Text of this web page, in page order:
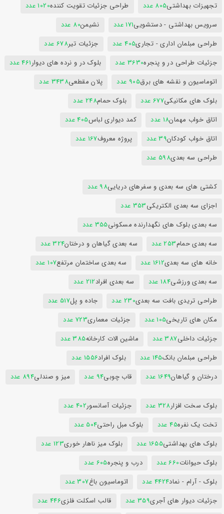
تجهیزات بهداشتی805 عدد طراحی جزئیات تقویت کننده1020 عدد
سرویس بهداشتی - دستشویی171 عدد نشیمن80 عدد
طراحی مبلمان اداری - تجاری405 عدد جزئیات تیر678 عدد
جزئیات طراحی در و پنجره3630 عدد بلوک در و نرده های دیوار461 عدد
اتوماسیون و نقشه های برق905 عدد پلان مقطعی3438 عدد
بلوک های مکانیکی677 عدد بلوک حمام248 عدد
اتاق خواب مهمان18 عدد کمد دیواری لباس405 عدد
اتاق خواب کودکان39 عدد پروژه معروف167 عدد
طراحی سه بعدی598 عدد
کشتی های سه بعدی و سفرهای دریایی98 عدد
اجزای سه بعدی الکتریکی353 عدد
سه بعدی بلوک های نگهدارنده مسکونی355 عدد
سه بعدی حمام253 عدد سه بعدی گیاهان و درختان324 عدد
خانه های سه بعدی1612 عدد سه بعدی ساختمان مرتفع107 عدد
سه بعدی ورزشی184 عدد سه بعدی افراد212 عدد
طراحی تریدی بافت سه بعدی230 عدد جاده و پل517 عدد
مکان های تاریخی105 عدد جزئیات معماری723 عدد
جزئیات داخلی387 عدد ماشین الات کارخانه385 عدد
طراحی مبلمان بانک145 عدد بلوک افراد1556 عدد
درختان و گیاهان1649 عدد قاب چوبی94 عدد میز و صندلی894 عدد
بلوک سخت افزار328 عدد جزئیات آسانسور402 عدد
تخت یک نفره45 عدد بلوک مبل راحتی504 عدد
بلوک های بهداشتی1655 عدد بلوک میز ناهار خوری123 عدد
بلوک حیوانات660 عدد درب و پنجره605 عدد
بلوک - آرام - نماد4424 عدد اتوماسیون باغ307 عدد
جزئیات دیوار های آجری359 عدد قالب اسکلت فلزی446 عدد